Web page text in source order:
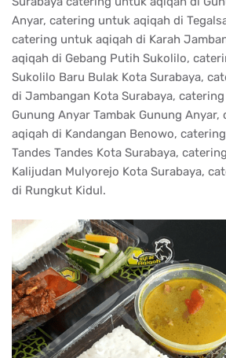
Anyar, catering untuk aqiqah di
catering untuk aqiqah di Karah
aqiqah di Gebang Putih Sukolilo,
Sukolilo Baru Bulak Kota Surabaya,
di Jambangan Kota Surabaya,
Gunung Anyar Tambak Gunung
aqiqah di Kandangan Benowo,
Tandes Tandes Kota Surabaya,
Kalijudan Mulyorejo Kota Surabaya,
di Rungkut Kidul.